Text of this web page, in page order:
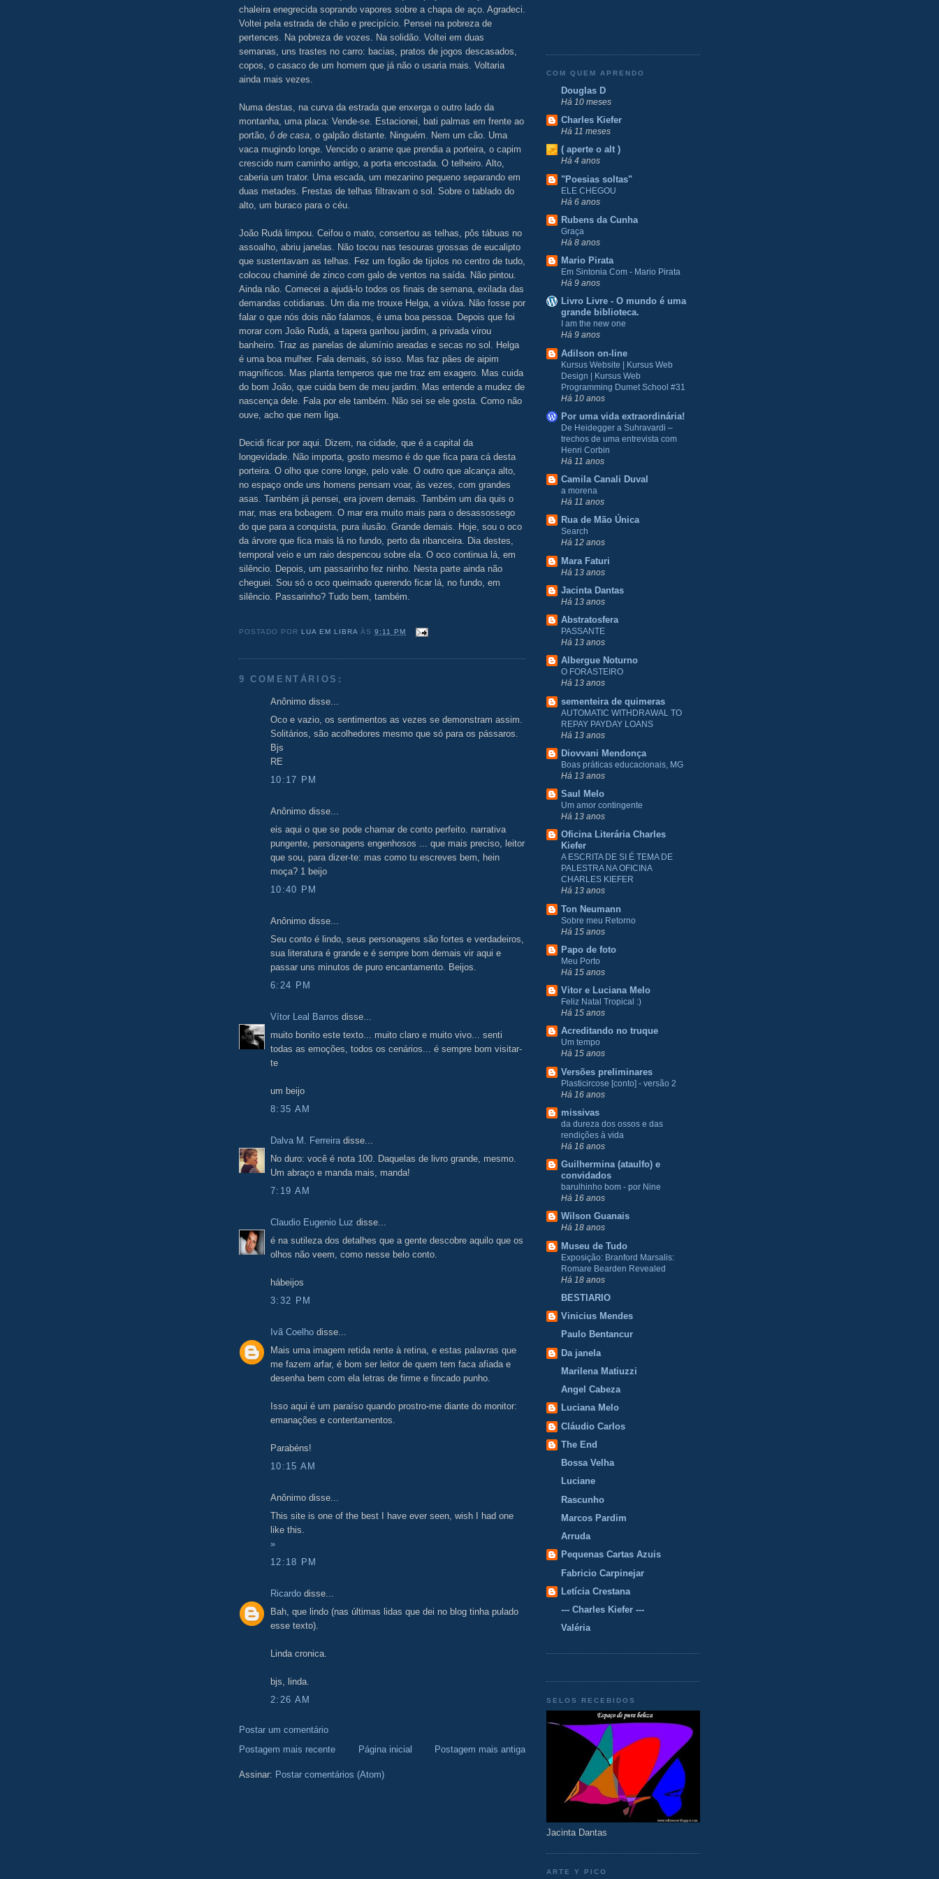
chaleira enegrecida soprando vapores sobre a chapa de aço. Agradeci.
Voltei pela estrada de chão e precipício. Pensei na pobreza de
pertences. Na pobreza de vozes. Na solidão. Voltei em duas
semanas, uns trastes no carro: bacias, pratos de jogos descasados,
copos, o casaco de um homem que já não o usaria mais. Voltaria
ainda mais vezes.
Numa destas, na curva da estrada que enxerga o outro lado da
montanha, uma placa: Vende-se. Estacionei, bati palmas em frente ao
portão, ô de casa, o galpão distante. Ninguém. Nem um cão. Uma
vaca mugindo longe. Vencido o arame que prendia a porteira, o capim
crescido num caminho antigo, a porta encostada. O telheiro. Alto,
caberia um trator. Uma escada, um mezanino pequeno separando em
duas metades. Frestas de telhas filtravam o sol. Sobre o tablado do
alto, um buraco para o céu.
João Rudá limpou. Ceifou o mato, consertou as telhas, pôs tábuas no
assoalho, abriu janelas. Não tocou nas tesouras grossas de eucalipto
que sustentavam as telhas. Fez um fogão de tijolos no centro de tudo,
colocou chaminé de zinco com galo de ventos na saída. Não pintou.
Ainda não. Comecei a ajudá-lo todos os finais de semana, exilada das
demandas cotidianas. Um dia me trouxe Helga, a viúva. Não fosse por
falar o que nós dois não falamos, é uma boa pessoa. Depois que foi
morar com João Rudá, a tapera ganhou jardim, a privada virou
banheiro. Traz as panelas de alumínio areadas e secas no sol. Helga
é uma boa mulher. Fala demais, só isso. Mas faz pães de aipim
magníficos. Mas planta temperos que me traz em exagero. Mas cuida
do bom João, que cuida bem de meu jardim. Mas entende a mudez de
nascença dele. Fala por ele também. Não sei se ele gosta. Como não
ouve, acho que nem liga.
Decidi ficar por aqui. Dizem, na cidade, que é a capital da
longevidade. Não importa, gosto mesmo é do que fica para cá desta
porteira. O olho que corre longe, pelo vale. O outro que alcança alto,
no espaço onde uns homens pensam voar, às vezes, com grandes
asas. Também já pensei, era jovem demais. Também um dia quis o
mar, mas era bobagem. O mar era muito mais para o desassossego
do que para a conquista, pura ilusão. Grande demais. Hoje, sou o oco
da árvore que fica mais lá no fundo, perto da ribanceira. Dia destes,
temporal veio e um raio despencou sobre ela. O oco continua lá, em
silêncio. Depois, um passarinho fez ninho. Nesta parte ainda não
cheguei. Sou só o oco queimado querendo ficar lá, no fundo, em
silêncio. Passarinho? Tudo bem, também.
POSTADO POR LUA EM LIBRA ÀS9:11 PM
9 COMENTÁRIOS:
Anônimo disse...
Oco e vazio, os sentimentos as vezes se demonstram assim.
Solitários, são acolhedores mesmo que só para os pássaros.
Bjs
RE
10:17 PM
Anônimo disse...
eis aqui o que se pode chamar de conto perfeito. narrativa
pungente, personagens engenhosos ... que mais preciso, leitor
que sou, para dizer-te: mas como tu escreves bem, hein
moça? 1 beijo
10:40 PM
Anônimo disse...
Seu conto é lindo, seus personagens são fortes e verdadeiros,
sua literatura é grande e é sempre bom demais vir aqui e
passar uns minutos de puro encantamento. Beijos.
6:24 PM
Vítor Leal Barros disse...
muito bonito este texto... muito claro e muito vivo... senti
todas as emoções, todos os cenários... é sempre bom visitar-
te
um beijo
8:35 AM
Dalva M. Ferreira disse...
No duro: você é nota 100. Daquelas de livro grande, mesmo.
Um abraço e manda mais, manda!
7:19 AM
Claudio Eugenio Luz disse...
é na sutileza dos detalhes que a gente descobre aquilo que os
olhos não veem, como nesse belo conto.
hábeijos
3:32 PM
Ivã Coelho disse...
Mais uma imagem retida rente à retina, e estas palavras que
me fazem arfar, é bom ser leitor de quem tem faca afiada e
desenha bem com ela letras de firme e fincado punho.
Isso aqui é um paraíso quando prostro-me diante do monitor:
emanações e contentamentos.
Parabéns!
10:15 AM
Anônimo disse...
This site is one of the best I have ever seen, wish I had one
like this.
»
12:18 PM
Ricardo disse...
Bah, que lindo (nas últimas lidas que dei no blog tinha pulado
esse texto).
Linda cronica.
bjs, linda.
2:26 AM
Postar um comentário
Postagem mais recente
Postagem mais antiga
Página inicial
Assinar: Postar comentários (Atom)
COM QUEM APRENDO
Douglas D
Há 10 meses
Charles Kiefer
Há 11 meses
( aperte o alt )
Há 4 anos
"Poesias soltas"
ELE CHEGOU
Há 6 anos
Rubens da Cunha
Graça
Há 8 anos
Mario Pirata
Em Sintonia Com - Mario Pirata
Há 9 anos
Livro Livre - O mundo é uma
grande biblioteca.
I am the new one
Há 9 anos
Adilson on-line
Kursus Website | Kursus Web
Design | Kursus Web
Programming Dumet School #31
Há 10 anos
Por uma vida extraordinária!
De Heidegger a Suhravardi –
trechos de uma entrevista com
Henri Corbin
Há 11 anos
Camila Canali Duval
a morena
Há 11 anos
Rua de Mão Única
Search
Há 12 anos
Mara Faturi
Há 13 anos
Jacinta Dantas
Há 13 anos
Abstratosfera
PASSANTE
Há 13 anos
Albergue Noturno
O FORASTEIRO
Há 13 anos
sementeira de quimeras
AUTOMATIC WITHDRAWAL TO
REPAY PAYDAY LOANS
Há 13 anos
Diovvani Mendonça
Boas práticas educacionais, MG
Há 13 anos
Saul Melo
Um amor contingente
Há 13 anos
Oficina Literária Charles
Kiefer
A ESCRITA DE SI É TEMA DE
PALESTRA NA OFICINA
CHARLES KIEFER
Há 13 anos
Ton Neumann
Sobre meu Retorno
Há 15 anos
Papo de foto
Meu Porto
Há 15 anos
Vitor e Luciana Melo
Feliz Natal Tropical :)
Há 15 anos
Acreditando no truque
Um tempo
Há 15 anos
Versões preliminares
Plasticircose [conto] - versão 2
Há 16 anos
missivas
da dureza dos ossos e das
rendições à vida
Há 16 anos
Guilhermina (ataulfo) e
convidados
barulhinho bom - por Nine
Há 16 anos
Wilson Guanais
Há 18 anos
Museu de Tudo
Exposição: Branford Marsalis:
Romare Bearden Revealed
Há 18 anos
BESTIARIO
Vinicius Mendes
Paulo Bentancur
Da janela
Marilena Matiuzzi
Angel Cabeza
Luciana Melo
Cláudio Carlos
The End
Bossa Velha
Luciane
Rascunho
Marcos Pardim
Arruda
Pequenas Cartas Azuis
Fabricio Carpinejar
Letícia Crestana
--- Charles Kiefer ---
Valéria
SELOS RECEBIDOS
Jacinta Dantas
ARTE Y PICO